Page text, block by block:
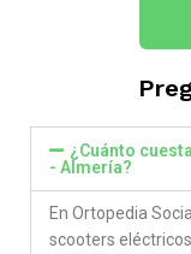
¿Cuánto
- Almería?
En Ortopedia
scooters